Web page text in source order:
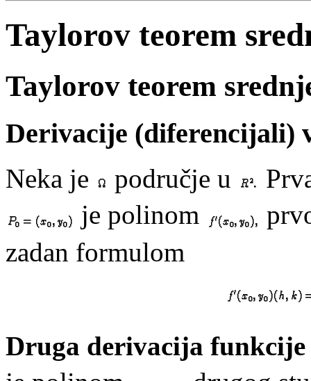
Taylorov teorem
Taylorov teorem
Derivacije (diferencijali)
Neka je područje u
je polinom
zadan formulom
Druga derivacija